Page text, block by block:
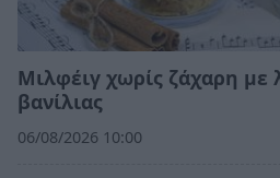
Μιλφέιγ χωρίς ζάχαρη με
βανίλιας
06/08/2026 10:00